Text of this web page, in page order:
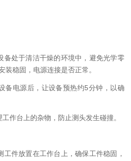
处于清洁干燥的环境中，避免光学零
装稳固，电源连接是否正常。
电源后，让设备预热约5分钟，以确
台上的杂物，防止测头发生碰撞。
件放置在工作台上，确保工件稳固，